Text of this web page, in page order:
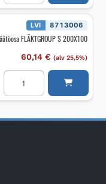
2-
K
300X300
määrä
LVI 8713006
FLÄKTGROUP S 200X100
60,14 € (alv 25,5%)
Säätöosa
FLÄKTGROUP
200X100